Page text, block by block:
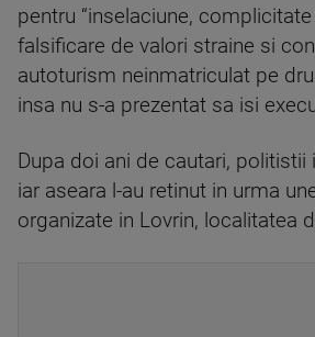
pentru “inselaciune,
falsificare de valori straine si
autoturism neinmatriculat pe
insa nu s-a prezentat sa isi
Dupa doi ani de cautari, politistii
iar aseara l-au retinut in urma
organizate in Lovrin, localitatea